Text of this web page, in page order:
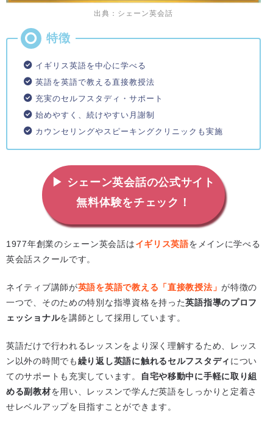
出典：シェーン英会話
イギリス英語を中心に学べる
英語を英語で教える直接教授法
充実のセルフスタディ・サポート
始めやすく、続けやすい月謝制
カウンセリングやスピーキングクリニックも実施
▶ シェーン英会話の公式サイト
無料体験をチェック！
1977年創業のシェーン英会話はイギリス英語をメインに学べる
英会話スクールです。
ネイティブ講師が英語を英語で教える「直接教授法」が特徴の
一つで、そのための特別な指導資格を持った英語指導のプロフ
ェッショナルを講師として採用しています。
英語だけで行われるレッスンをより深く理解するため、レッス
ン以外の時間でも繰り返し英語に触れるセルフスタディ につい
てのサポートも充実しています。
自宅や移動中に手軽に取り組
める副教材を用い、レッスンで学んだ英語をしっかりと定着さ
せレベルアップを目指すことができます。